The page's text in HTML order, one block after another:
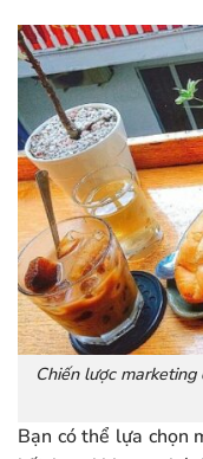
Chiến lược
Bạn có thể lựa chọn